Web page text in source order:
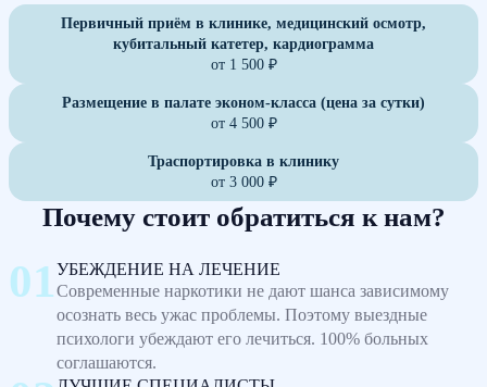
Первичный приём в клинике, медицинский осмотр,
кубитальный катетер, кардиограмма
от 1 500 ₽
Размещение в палате эконом-класса (цена за сутки)
от 4 500 ₽
Траспортировка в клинику
от 3 000 ₽
Почему стоит обратиться к нам?
УБЕЖДЕНИЕ НА ЛЕЧЕНИЕ
Современные наркотики не дают шанса зависимому
осознать весь ужас проблемы. Поэтому выездные
психологи убеждают его лечиться. 100% больных
соглашаются.